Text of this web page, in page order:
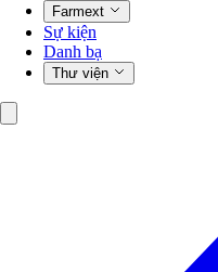
Farmext
Sự kiện
Danh bạ
Thư viện